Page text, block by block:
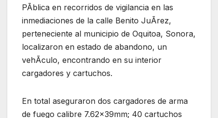
PÃblica en recorridos de vigilancia en las
inmediaciones de la calle Benito JuÃrez,
perteneciente al municipio de Oquitoa, Sonora,
localizaron en estado de abandono, un
vehÃculo, encontrando en su interior
cargadores y cartuchos.
En total aseguraron dos cargadores de arma
de fuego calibre 7.62x39mm; 40 cartuchos